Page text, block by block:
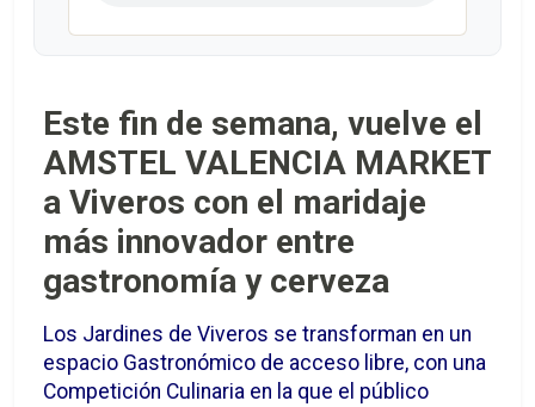
Este fin de semana, vuelve el
AMSTEL VALENCIA MARKET
a Viveros con el maridaje
más innovador entre
gastronomía y cerveza
Los Jardines de Viveros se transforman en un
espacio Gastronómico de acceso libre, con una
Competición Culinaria en la que el público